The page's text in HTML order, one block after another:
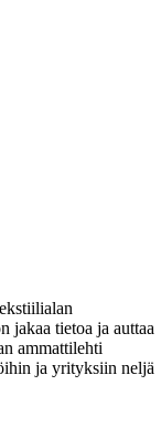
jakaa tietoa ja auttaa
ammattilehti
ja yrityksiin neljä